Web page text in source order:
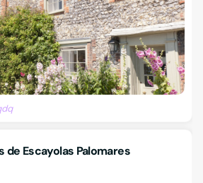
de Escayolas Palomares